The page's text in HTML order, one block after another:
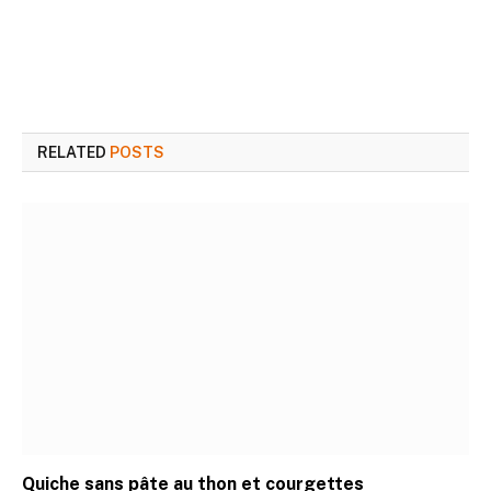
RELATED POSTS
Quiche sans pâte au thon et courgettes